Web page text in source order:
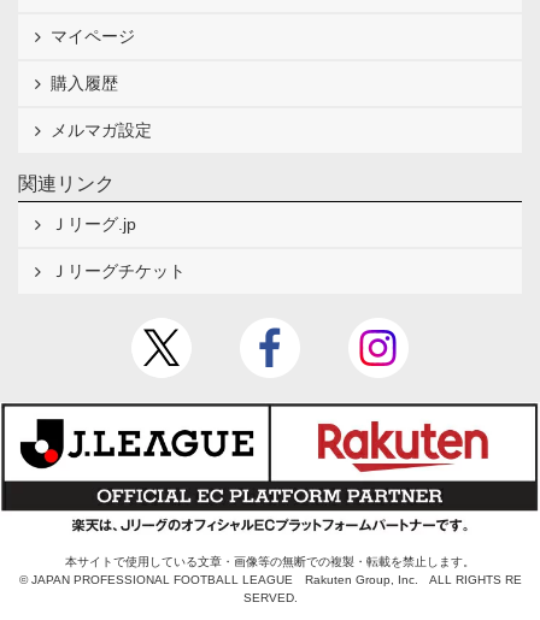
マイページ
購入履歴
メルマガ設定
関連リンク
Ｊリーグ.jp
Ｊリーグチケット
本サイトで使用している文章・画像等の無断での複製・転載を禁止します。
© JAPAN PROFESSIONAL FOOTBALL LEAGUE Rakuten Group, Inc. ALL RIGHTS RE
SERVED.